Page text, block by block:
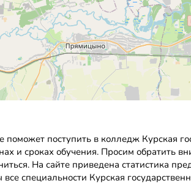
поможет поступить в колледж Курская
и сроках обучения. Просим обратить
На сайте приведена статистика
специальности Курская